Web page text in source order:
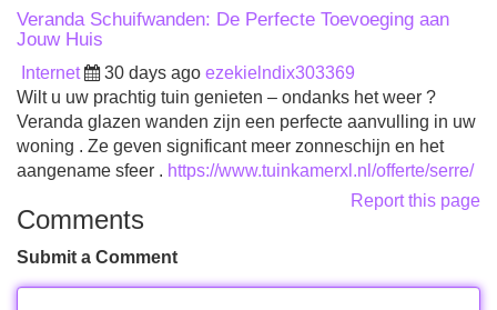
Veranda Schuifwanden: De Perfecte Toevoeging aan
Jouw Huis
Internet 30 days ago ezekielndix303369
Wilt u uw prachtig tuin genieten – ondanks het weer ?
Veranda glazen wanden zijn een perfecte aanvulling in uw
woning . Ze geven significant meer zonneschijn en het
aangename sfeer . https://www.tuinkamerxl.nl/offerte/serre/
Report this page
Comments
Submit a Comment